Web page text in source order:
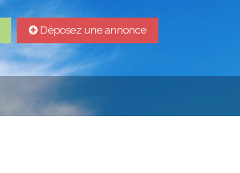
Déposez une annonce